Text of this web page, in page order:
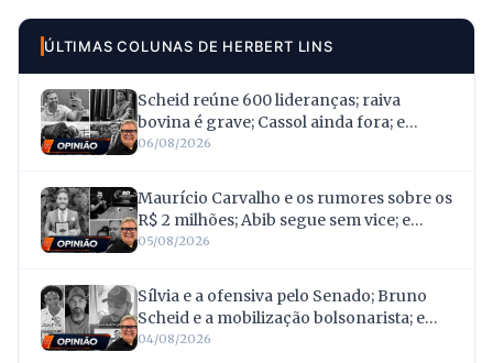
ÚLTIMAS COLUNAS DE HERBERT LINS
Scheid reúne 600 lideranças; raiva
bovina é grave; Cassol ainda fora; e
Tezzari escapa
06/08/2026
Maurício Carvalho e os rumores sobre os
R$ 2 milhões; Abib segue sem vice; e
Samuel articula rearranjo com o PDT
05/08/2026
Sílvia e a ofensiva pelo Senado; Bruno
Scheid e a mobilização bolsonarista; e
Follador e a quebra de confiança com
04/08/2026